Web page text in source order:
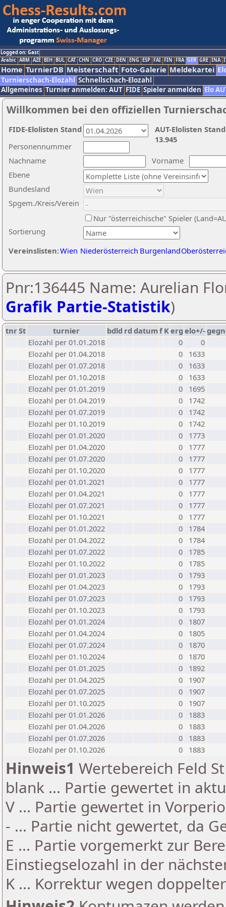
Logged on: Gast
Arabic ARM AZE BIH BUL CAT CHN CRO CZE DEN ENG ESP FAI FIN FRA GER GRE INA
Home TurnierDB Meisterschaft Foto-Galerie Meldekartei
Turnierschach-Elozahl Schnellschach-Elozahl
Allgemeines Turnier anmelden: AUT FIDE Spieler anmelden Elo
Willkommen bei den offiziellen
Nachname
Vorname
Ebene
Sortierung
Personennummer
Bundesland
Spgem./Kreis/Verein
Nur "österreichische" Spieler
Vereinslisten:Wien Niederösterreich Burgenland
AUT-Elolisten
13.945
FIDE-Elolisten Stand
Pnr:136445 Name: Aurelian
Grafik Partie-Statistik)
tnrSt turnier bdld rd datumf Kerg elo+/-
Elozahl per 01.01.2018
0
0
Elozahl per 01.04.2018
0
1633
Elozahl per 01.07.2018
0
1633
Elozahl per 01.10.2018
0
1633
Elozahl per 01.01.2019
0
1695
Elozahl per 01.04.2019
0
1742
Elozahl per 01.07.2019
0
1742
Elozahl per 01.10.2019
0
1742
Elozahl per 01.01.2020
0
1773
Elozahl per 01.04.2020
0
1777
Elozahl per 01.07.2020
0
1777
Elozahl per 01.10.2020
0
1777
Elozahl per 01.01.2021
0
1777
Elozahl per 01.04.2021
0
1777
Elozahl per 01.07.2021
0
1777
Elozahl per 01.10.2021
0
1777
Elozahl per 01.01.2022
0
1784
Elozahl per 01.04.2022
0
1784
Elozahl per 01.07.2022
0
1785
Elozahl per 01.10.2022
0
1785
Elozahl per 01.01.2023
0
1793
Elozahl per 01.04.2023
0
1793
Elozahl per 01.07.2023
0
1793
Elozahl per 01.10.2023
0
1793
Elozahl per 01.01.2024
0
1807
Elozahl per 01.04.2024
0
1805
Elozahl per 01.07.2024
0
1870
Elozahl per 01.10.2024
0
1870
Elozahl per 01.01.2025
0
1892
Elozahl per 01.04.2025
0
1907
Elozahl per 01.07.2025
0
1907
Elozahl per 01.10.2025
0
1907
Elozahl per 01.01.2026
0
1883
Elozahl per 01.04.2026
0
1883
Elozahl per 01.07.2026
0
1883
Elozahl per 01.10.2026
0 1883
Hinweis1 Wertebereich Feld
blank ... Partie gewertet in
V ... Partie gewertet in
- ... Partie nicht gewertet, da
E ... Partie vorgemerkt zur
Einstiegselozahl in der
K ... Korrektur wegen